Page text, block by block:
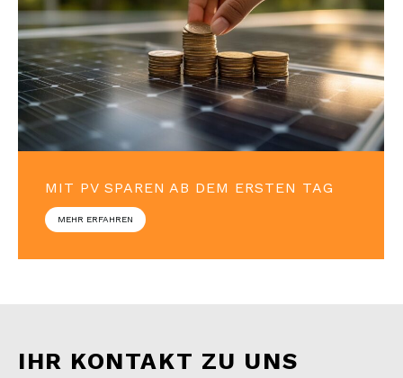
MIT PV SPAREN AB DEM ERSTEN TAG
MEHR ERFAHREN
IHR KONTAKT ZU UNS